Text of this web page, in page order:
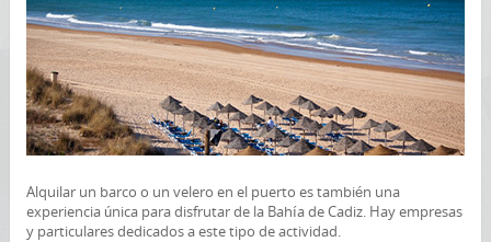
Alquilar un barco o un velero en el puerto es también una
experiencia única para disfrutar de la Bahía de Cadiz. Hay empresas
y particulares dedicados a este tipo de actividad.